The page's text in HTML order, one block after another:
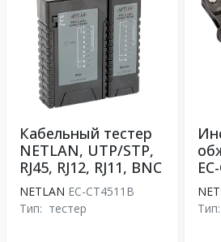
Кабельный тестер
NETLAN, UTP/STP,
RJ45, RJ12, RJ11, BNC
NETLAN EC-CT4511B
Тип: тестер
Тип: